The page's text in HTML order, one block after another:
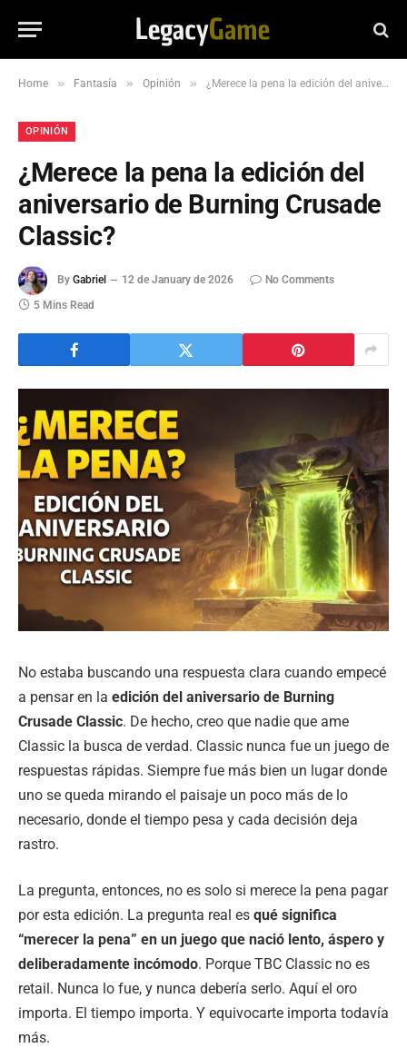
Home » Fantasía » Opinión » ¿Merece la pena la edición del aniversario de Burning Crusade Classic?
OPINIÓN
¿Merece la pena la edición del
aniversario de Burning Crusade
Classic?
By Gabriel 12 de January de 2026
No Comments
5 Mins Read
No estaba buscando una respuesta clara cuando empecé
a pensar en la edición del aniversario de Burning
Crusade Classic. De hecho, creo que nadie que ame
Classic la busca de verdad. Classic nunca fue un juego de
respuestas rápidas. Siempre fue más bien un lugar donde
uno se queda mirando el paisaje un poco más de lo
necesario, donde el tiempo pesa y cada decisión deja
rastro.
La pregunta, entonces, no es solo si merece la pena pagar
por esta edición. La pregunta real es qué significa
“merecer la pena” en un juego que nació lento, áspero y
deliberadamente incómodo. Porque TBC Classic no es
retail. Nunca lo fue, y nunca debería serlo. Aquí el oro
importa. El tiempo importa. Y equivocarte importa todavía
más.